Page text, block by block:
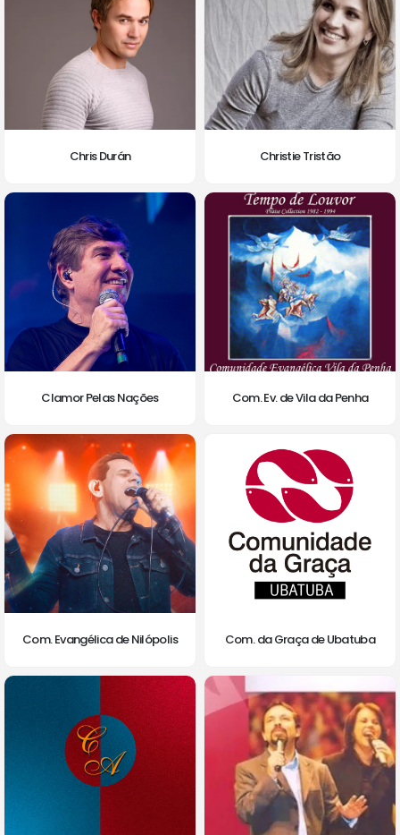
Chris Durán Christie Tristão
Clamor Pelas Nações Com. Ev. de Vila da Penha
Com. Evangélica de Nilópolis Com. da Graça de Ubatuba